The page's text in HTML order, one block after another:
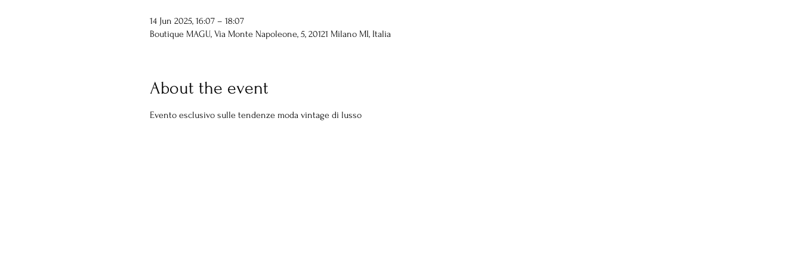
14 Jun 2025, 16:07 – 18:07
Boutique MAGU, Via Monte Napoleone, 5, 20121 Milano MI, Italia
About the event
Evento esclusivo sulle tendenze moda vintage di lusso